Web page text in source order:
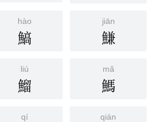
hào
鰝
jiān
鰜
liú
鰡
mǎ
鰢
qí qián